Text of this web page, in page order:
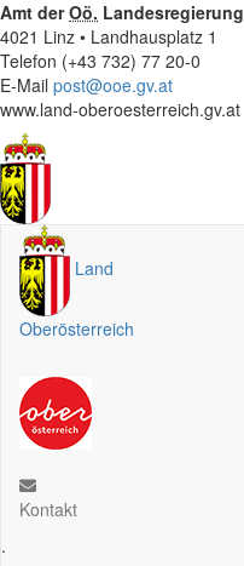
Amt derOö. Landesregierung
4021 Linz • Landhausplatz 1
Telefon (+43 732) 77 20-0
E-Mail post@ooe.gv.at
www.land-oberoesterreich.gv.at
Land
Oberösterreich
Kontakt
.